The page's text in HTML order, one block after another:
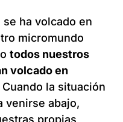
ha volcado en
micromundo
todos nuestros
volcado en
Cuando la situación
venirse abajo,
propias